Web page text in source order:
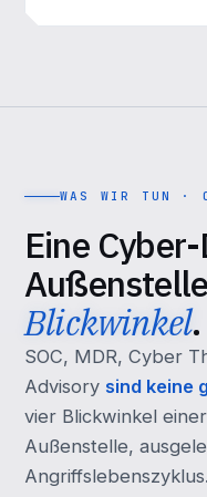
WAS WIR TUN ·
Eine
Blickwinkel.
SOC, MDR, Cyber
Advisory sind keine
vier Blickwinkel
Außenstelle,
Angriffslebenszyklus.